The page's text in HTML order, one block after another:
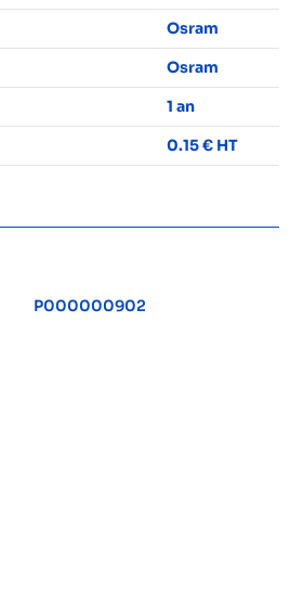
Osram
Osram
1 an
0.15 € HT
P000000902